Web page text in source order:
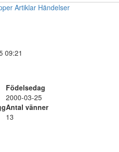
Artiklar Händelser
09:21
Födelsedag
2000-03-25
Antal vänner
13